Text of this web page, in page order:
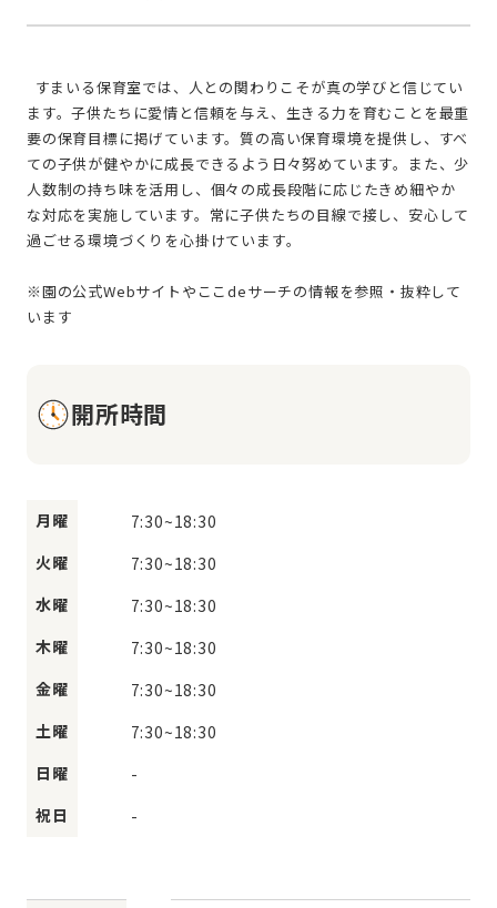
ます。子供たちに愛情と信頼を与え、生きる力を育むことを最重
要の保育目標に掲げています。質の高い保育環境を提供し、すべ
ての子供が健やかに成長できるよう日々努めています。また、少
人数制の持ち味を活用し、個々の成長段階に応じたきめ細やか
な対応を実施しています。常に子供たちの目線で接し、安心して
過ごせる環境づくりを心掛けています。
※園の公式Webサイトやここdeサーチの情報を参照・抜粋して
開所時間
月曜 7:30~18:30
火曜
7:30~18:30
水曜
7:30~18:30
木曜
7:30~18:30
金曜
7:30~18:30
土曜
7:30~18:30
日曜
-
祝日
-